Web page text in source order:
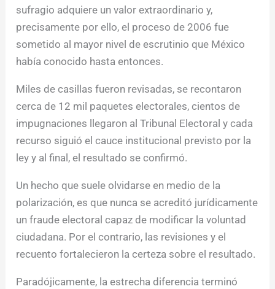
sufragio adquiere un valor extraordinario y,
precisamente por ello, el proceso de 2006 fue
sometido al mayor nivel de escrutinio que México
había conocido hasta entonces.
Miles de casillas fueron revisadas, se recontaron
cerca de 12 mil paquetes electorales, cientos de
impugnaciones llegaron al Tribunal Electoral y cada
recurso siguió el cauce institucional previsto por la
ley y al final, el resultado se confirmó.
Un hecho que suele olvidarse en medio de la
polarización, es que nunca se acreditó jurídicamente
un fraude electoral capaz de modificar la voluntad
ciudadana. Por el contrario, las revisiones y el
recuento fortalecieron la certeza sobre el resultado.
Paradójicamente, la estrecha diferencia terminó